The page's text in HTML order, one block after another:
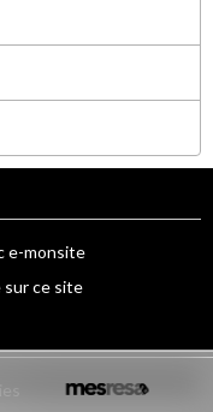
e-monsite
sur ce site